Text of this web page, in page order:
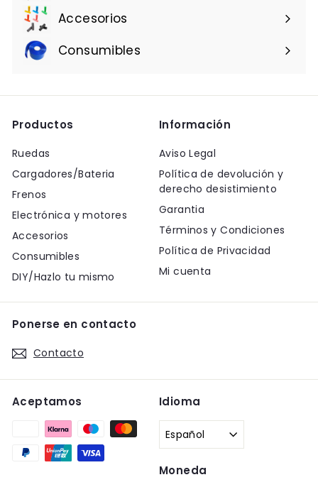
Accesorios
Consumibles
Productos
Ruedas
Cargadores/Bateria
Frenos
Electrónica y motores
Accesorios
Consumibles
DIY/Hazlo tu mismo
Información
Aviso Legal
Política de devolución y
derecho desistimiento
Garantia
Términos y Condiciones
Política de Privacidad
Mi cuenta
Ponerse en contacto
Contacto
Aceptamos Idioma
Español
Moneda